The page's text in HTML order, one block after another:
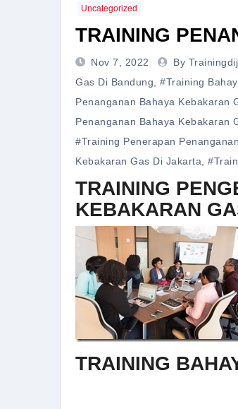
Uncategorized
TRAINING
Nov 7, 2022 By
Gas Di Bandung
#training
Penanganan Bahaya Kebakaran
Penanganan Bahaya Kebakaran
#training Penerapan
Kebakaran Gas Di Jakarta
TRAINING
KEBAKARAN
TRAINING